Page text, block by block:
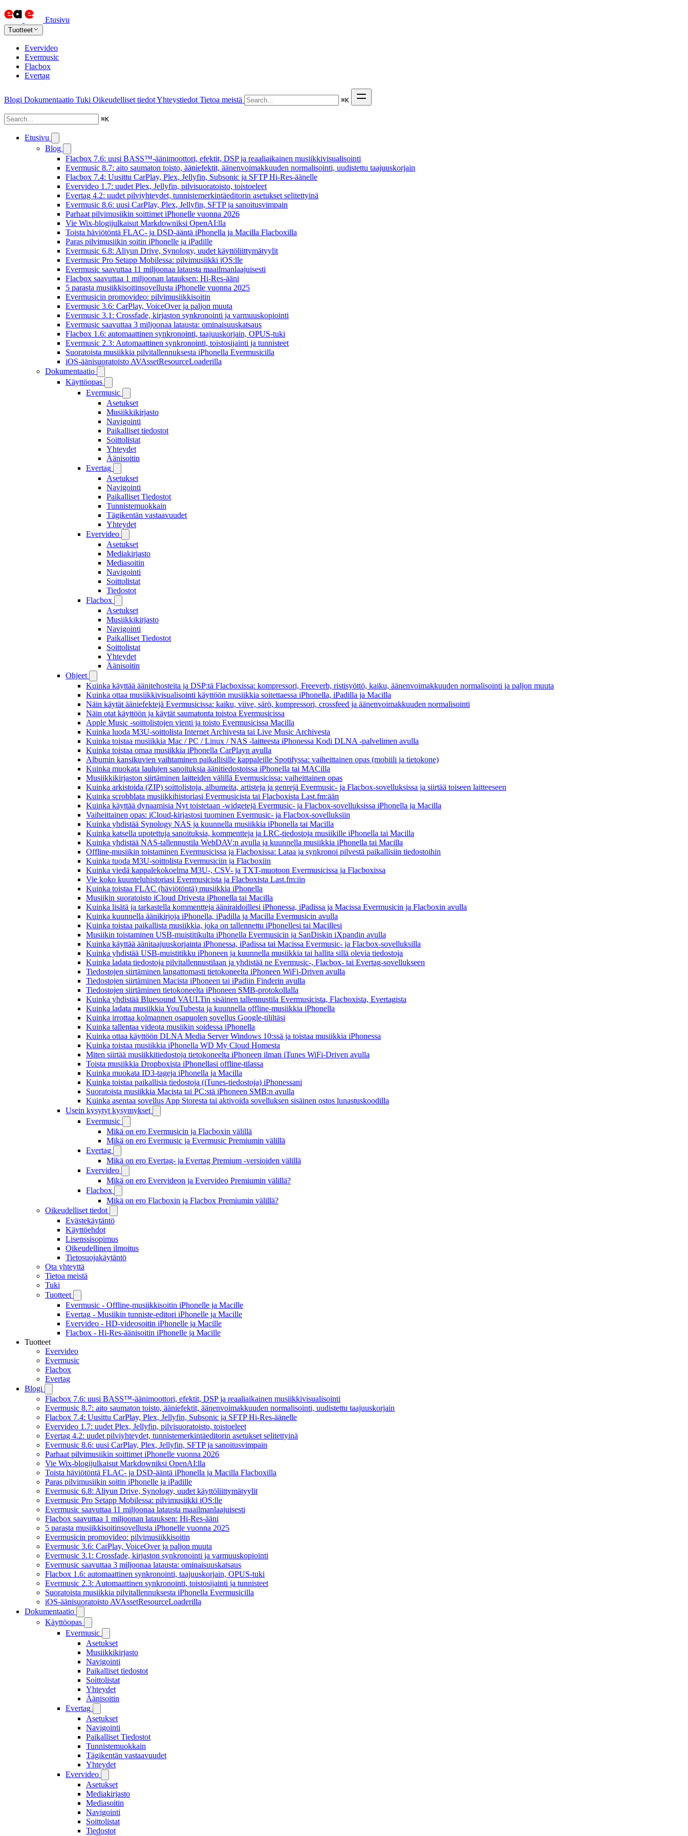
Etusivu
Tuotteet
Evervideo
Evermusic
Flacbox
Evertag
Blogi Dokumentaatio Tuki Oikeudelliset tiedotYhteystiedot Tietoa meistä ⌘K
⌘K
Etusivu
Blog
Flacbox 7.6: uusi BASS™-äänimoottori, efektit, DSP ja reaaliaikainen musiikkivisualisointi
Evermusic 8.7: aito saumaton toisto, ääniefektit, äänenvoimakkuuden normalisointi, uudistettu taajuuskorjain
Flacbox 7.4: Uusittu CarPlay, Plex, Jellyfin, Subsonic ja SFTP Hi-Res-äänelle
Evervideo 1.7: uudet Plex, Jellyfin, pilvisuoratoisto, toistoeleet
Evertag 4.2: uudet pilviyhteydet, tunnistemerkintäeditorin asetukset selitettyinä
Evermusic 8.6: uusi CarPlay, Plex, Jellyfin, SFTP ja sanoitusvimpain
Parhaat pilvimusiikin soittimet iPhonelle vuonna 2026
Vie Wix-blogijulkaisut Markdowniksi OpenAI:lla
Toista häviötöntä FLAC- ja DSD-ääntä iPhonella ja Macilla Flacboxilla
Paras pilvimusiikin soitin iPhonelle ja iPadille
Evermusic 6.8: Aliyun Drive, Synology, uudet käyttöliittymätyylit
Evermusic Pro Setapp Mobilessa: pilvimusiikki iOS:lle
Evermusic saavuttaa 11 miljoonaa latausta maailmanlaajuisesti
Flacbox saavuttaa 1 miljoonan latauksen: Hi-Res-ääni
5 parasta musiikkisoitinsovellusta iPhonelle vuonna 2025
Evermusicin promovideo: pilvimusiikkisoitin
Evermusic 3.6: CarPlay, VoiceOver ja paljon muuta
Evermusic 3.1: Crossfade, kirjaston synkronointi ja varmuuskopiointi
Evermusic saavuttaa 3 miljoonaa latausta: ominaisuuskatsaus
Flacbox 1.6: automaattinen synkronointi, taajuuskorjain, OPUS-tuki
Evermusic 2.3: Automaattinen synkronointi, toistosijainti ja tunnisteet
Suoratoista musiikkia pilvitallennuksesta iPhonella Evermusicilla
iOS-äänisuoratoisto AVAssetResourceLoaderilla
Dokumentaatio
Käyttöopas
Evermusic
Asetukset
Musiikkikirjasto
Navigointi
Paikalliset tiedostot
Soittolistat
Yhteydet
Äänisoitin
Evertag
Asetukset
Navigointi
Paikalliset Tiedostot
Tunnistemuokkain
Tägikentän vastaavuudet
Yhteydet
Evervideo
Asetukset
Mediakirjasto
Mediasoitin
Navigointi
Soittolistat
Tiedostot
Flacbox
Asetukset
Musiikkikirjasto
Navigointi
Paikalliset Tiedostot
Soittolistat
Yhteydet
Äänisoitin
Ohjeet
Kuinka käyttää äänitehosteita ja DSP:tä Flacboxissa: kompressori, Freeverb, ristisyöttö, kaiku, äänenvoimakkuuden normalisointi ja paljon muuta
Kuinka ottaa musiikkivisualisointi käyttöön musiikkia soitettaessa iPhonella, iPadilla ja Macilla
Näin käytät ääniefektejä Evermusicissa: kaiku, viive, särö, kompressori, crossfeed ja äänenvoimakkuuden normalisointi
Näin otat käyttöön ja käytät saumatonta toistoa Evermusicissa
Apple Music -soittolistojen vienti ja toisto Evermusicissa Macilla
Kuinka luoda M3U-soittolista Internet Archivesta tai Live Music Archivesta
Kuinka toistaa musiikkia Mac / PC / Linux / NAS -laitteesta iPhonessa Kodi DLNA -palvelimen avulla
Kuinka toistaa omaa musiikkia iPhonella CarPlayn avulla
Albumin kansikuvien vaihtaminen paikallisille kappaleille Spotifyssa: vaiheittainen opas (mobiili ja tietokone)
Kuinka muokata laulujen sanoituksia äänitiedostoissa iPhonella tai MACilla
Musiikkikirjaston siirtäminen laitteiden välillä Evermusicissa: vaiheittainen opas
Kuinka arkistoida (ZIP) soittolistoja, albumeita, artisteja ja genrejä Evermusic- ja Flacbox-sovelluksissa ja siirtää toiseen laitteeseen
Kuinka scrobblata musiikkihistoriasi Evermusicista tai Flacboxista Last.fm:ään
Kuinka käyttää dynaamisia Nyt toistetaan -widgetejä Evermusic- ja Flacbox-sovelluksissa iPhonella ja Macilla
Vaiheittainen opas: iCloud-kirjastosi tuominen Evermusic- ja Flacbox-sovelluksiin
Kuinka yhdistää Synology NAS ja kuunnella musiikkia iPhonella tai Macilla
Kuinka katsella upotettuja sanoituksia, kommentteja ja LRC-tiedostoja musiikille iPhonella tai Macilla
Kuinka yhdistää NAS-tallennustila WebDAV:n avulla ja kuunnella musiikkia iPhonella tai Macilla
Offline-musiikin toistaminen Evermusicissa ja Flacboxissa: Lataa ja synkronoi pilvestä paikallisiin tiedostoihin
Kuinka tuoda M3U-soittolista Evermusiciin ja Flacboxiin
Kuinka viedä kappalekokoelma M3U-, CSV- ja TXT-muotoon Evermusicissa ja Flacboxissa
Vie koko kuunteluhistoriasi Evermusicista ja Flacboxista Last.fm:iin
Kuinka toistaa FLAC (häviötöntä) musiikkia iPhonella
Musiikin suoratoisto iCloud Drivesta iPhonella tai Macilla
Kuinka lisätä ja tarkastella kommentteja ääniraidoillesi iPhonessa, iPadissa ja Macissa Evermusicin ja Flacboxin avulla
Kuinka kuunnella äänikirjoja iPhonella, iPadilla ja Macilla Evermusicin avulla
Kuinka toistaa paikallista musiikkia, joka on tallennettu iPhonellesi tai Macillesi
Musiikin toistaminen USB-muistitikulta iPhonella Evermusicin ja SanDiskin iXpandin avulla
Kuinka käyttää äänitaajuuskorjainta iPhonessa, iPadissa tai Macissa Evermusic- ja Flacbox-sovelluksilla
Kuinka yhdistää USB-muistitikku iPhoneen ja kuunnella musiikkia tai hallita sillä olevia tiedostoja
Kuinka ladata tiedostoja pilvitallennustilaan ja yhdistää ne Evermusic-, Flacbox- tai Evertag-sovellukseen
Tiedostojen siirtäminen langattomasti tietokoneelta iPhoneen WiFi-Driven avulla
Tiedostojen siirtäminen Macista iPhoneen tai iPadiin Finderin avulla
Tiedostojen siirtäminen tietokoneelta iPhoneen SMB-protokollalla
Kuinka yhdistää Bluesound VAULTin sisäinen tallennustila Evermusicista, Flacboxista, Evertagista
Kuinka ladata musiikkia YouTubesta ja kuunnella offline-musiikkia iPhonella
Kuinka irrottaa kolmannen osapuolen sovellus Google-tililtäsi
Kuinka tallentaa videota musiikin soidessa iPhonella
Kuinka ottaa käyttöön DLNA Media Server Windows 10:ssä ja toistaa musiikkia iPhonessa
Kuinka toistaa musiikkia iPhonella WD My Cloud Homesta
Miten siirtää musiikkitiedostoja tietokoneelta iPhoneen ilman iTunes WiFi-Driven avulla
Toista musiikkia Dropboxista iPhonellasi offline-tilassa
Kuinka muokata ID3-tageja iPhonella ja Macilla
Kuinka toistaa paikallisia tiedostoja (iTunes-tiedostoja) iPhonessani
Suoratoista musiikkia Macista tai PC:stä iPhoneen SMB:n avulla
Kuinka asentaa sovellus App Storesta tai aktivoida sovelluksen sisäinen ostos lunastuskoodilla
Usein kysytyt kysymykset
Evermusic
Mikä on ero Evermusicin ja Flacboxin välillä
Mikä on ero Evermusic ja Evermusic Premiumin välillä
Evertag
Mikä on ero Evertag- ja Evertag Premium -versioiden välillä
Evervideo
Mikä on ero Evervideon ja Evervideo Premiumin välillä?
Flacbox
Mikä on ero Flacboxin ja Flacbox Premiumin välillä?
Oikeudelliset tiedot
Evästekäytäntö
Käyttöehdot
Lisenssisopimus
Oikeudellinen ilmoitus
Tietosuojakäytäntö
Ota yhteyttä
Tietoa meistä
Tuki
Tuotteet
Evermusic - Offline-musiikkisoitin iPhonelle ja Macille
Evertag - Musiikin tunniste-editori iPhonelle ja Macille
Evervideo - HD-videosoitin iPhonelle ja Macille
Flacbox - Hi-Res-äänisoitin iPhonelle ja Macille
Tuotteet
Evervideo
Evermusic
Flacbox
Evertag
Blogi
Flacbox 7.6: uusi BASS™-äänimoottori, efektit, DSP ja reaaliaikainen musiikkivisualisointi
Evermusic 8.7: aito saumaton toisto, ääniefektit, äänenvoimakkuuden normalisointi, uudistettu taajuuskorjain
Flacbox 7.4: Uusittu CarPlay, Plex, Jellyfin, Subsonic ja SFTP Hi-Res-äänelle
Evervideo 1.7: uudet Plex, Jellyfin, pilvisuoratoisto, toistoeleet
Evertag 4.2: uudet pilviyhteydet, tunnistemerkintäeditorin asetukset selitettyinä
Evermusic 8.6: uusi CarPlay, Plex, Jellyfin, SFTP ja sanoitusvimpain
Parhaat pilvimusiikin soittimet iPhonelle vuonna 2026
Vie Wix-blogijulkaisut Markdowniksi OpenAI:lla
Toista häviötöntä FLAC- ja DSD-ääntä iPhonella ja Macilla Flacboxilla
Paras pilvimusiikin soitin iPhonelle ja iPadille
Evermusic 6.8: Aliyun Drive, Synology, uudet käyttöliittymätyylit
Evermusic Pro Setapp Mobilessa: pilvimusiikki iOS:lle
Evermusic saavuttaa 11 miljoonaa latausta maailmanlaajuisesti
Flacbox saavuttaa 1 miljoonan latauksen: Hi-Res-ääni
5 parasta musiikkisoitinsovellusta iPhonelle vuonna 2025
Evermusicin promovideo: pilvimusiikkisoitin
Evermusic 3.6: CarPlay, VoiceOver ja paljon muuta
Evermusic 3.1: Crossfade, kirjaston synkronointi ja varmuuskopiointi
Evermusic saavuttaa 3 miljoonaa latausta: ominaisuuskatsaus
Flacbox 1.6: automaattinen synkronointi, taajuuskorjain, OPUS-tuki
Evermusic 2.3: Automaattinen synkronointi, toistosijainti ja tunnisteet
Suoratoista musiikkia pilvitallennuksesta iPhonella Evermusicilla
iOS-äänisuoratoisto AVAssetResourceLoaderilla
Dokumentaatio
Käyttöopas
Evermusic
Asetukset
Musiikkikirjasto
Navigointi
Paikalliset tiedostot
Soittolistat
Yhteydet
Äänisoitin
Evertag
Asetukset
Navigointi
Paikalliset Tiedostot
Tunnistemuokkain
Tägikentän vastaavuudet
Yhteydet
Evervideo
Asetukset
Mediakirjasto
Mediasoitin
Navigointi
Soittolistat
Tiedostot